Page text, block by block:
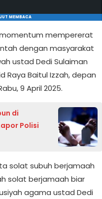
MEMBACA
mempererat
dengan masyarakat
ustad Dedi Sulaiman
Raya Baitul Izzah, depan
9 April 2025.
di
Polisi
solat subuh berjamaah
solat berjamaah biar
agama ustad Dedi